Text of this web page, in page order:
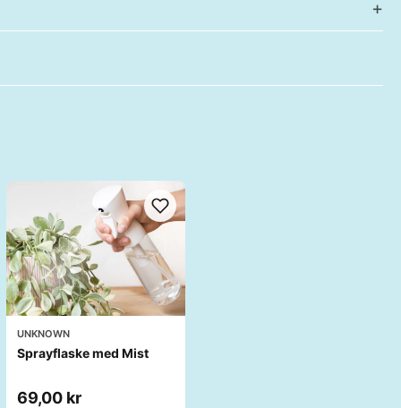
UNKNOWN
Sprayflaske med Mist
69,00 kr